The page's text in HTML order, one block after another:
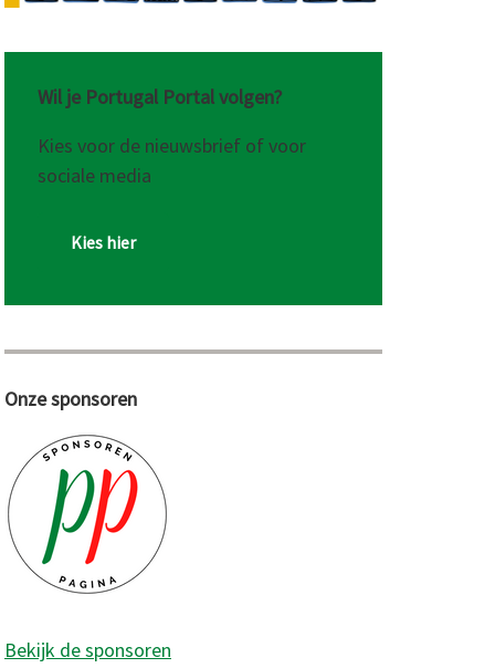
Wil je Portugal Portal volgen?
Kies voor de nieuwsbrief of voor
sociale media
Kies hier
Onze sponsoren
Bekijk de sponsoren